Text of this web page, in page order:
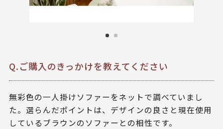
Q.ご購入のきっかけを教えてください
無彩色の一人掛けソファーをネットで調べていまし
た。選らんだポイントは、デザインの良さと現在使用
しているブラウンのソファーとの相性です。